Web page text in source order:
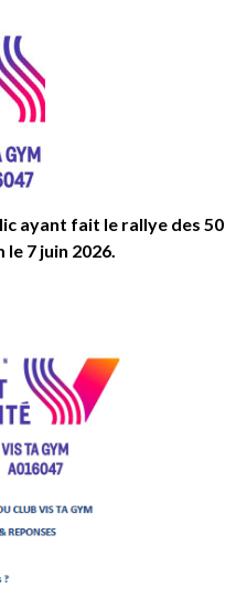
ayant fait le rallye des 50
le 7 juin 2026.